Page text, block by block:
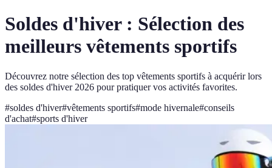
Soldes d'hiver : Sélection des
meilleurs vêtements sportifs
Découvrez notre sélection des top vêtements sportifs à acquérir lors
des soldes d'hiver 2026 pour pratiquer vos activités favorites.
#soldes d'hiver#vêtements sportifs#mode hivernale#conseils
d'achat#sports d'hiver